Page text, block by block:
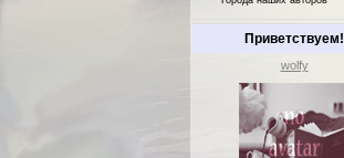
Приветствуем!
wolfy